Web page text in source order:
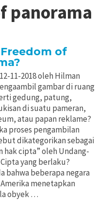
Team
CC
Team
CC
panorama
of
11-2018 oleh Hilman
gambar di ruang
gedung, patung,
di suatu pameran,
atau papan reklame?
proses pengambilan
dikategorikan sebagai
hak cipta” oleh Undang-
yang berlaku?
bahwa beberapa negara
menetapkan
obyek …